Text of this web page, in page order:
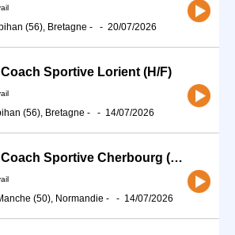
(56), Bretagne - - 20/07/2026
Sportive Lorient (H/F)
(56), Bretagne - - 14/07/2026
Coach Sportif / Coach Sportive Cherbourg (H/F)
(50), Normandie - - 14/07/2026